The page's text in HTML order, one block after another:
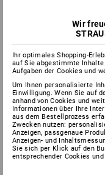
Wir
Ihr optimales Shopping-
auf Sie abgestimmte
Aufgaben der Cookies und
Um Ihnen personalisierte
Einwilligung. Wenn Sie auf
anhand von Cookies und
Informationen über Ihre
aus dem Bestellprozess
Zwecken nutzen:
Anzeigen, passgenaue
Anzeigen- und
Sie sich per Klick auf den
entsprechender Cookies